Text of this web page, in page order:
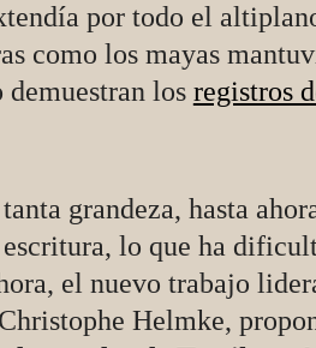
por todo el
como los mayas
los registros
grandeza, hasta
lo que ha
el nuevo trabajo
Helmke,